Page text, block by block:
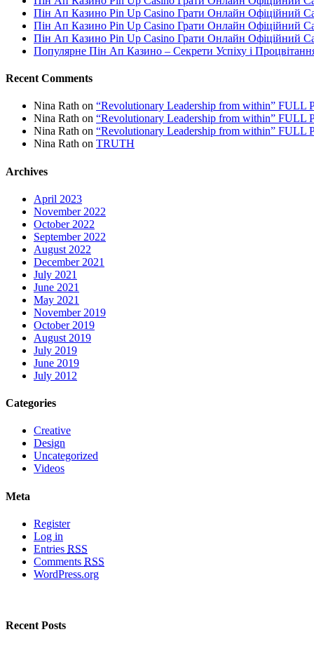
Пін Ап Казино Pin Up Casino Грати Онлайн Офіційний
Пін Ап Казино Pin Up Casino Грати Онлайн Офіційний
Пін Ап Казино Pin Up Casino Грати Онлайн Офіційний
Популярне Пін Ап Казино – Секрети Успіху і
Recent Comments
Nina Rath on “Revolutionary Leadership from within” FULL
Nina Rath on “Revolutionary Leadership from within” FULL
Nina Rath on “Revolutionary Leadership from within” FULL
Nina Rath on TRUTH
Archives
April 2023
November 2022
October 2022
September 2022
August 2022
December 2021
July 2021
June 2021
May 2021
November 2019
October 2019
August 2019
July 2019
June 2019
July 2012
Categories
Creative
Design
Uncategorized
Videos
Meta
Register
Log in
Entries RSS
Comments RSS
WordPress.org
Recent Posts